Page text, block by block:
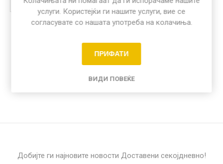
Добијте ги најновите новости Доставени секојдневно!
услуги. Користејќи ги нашите услуги, вие се
согласувате со нашата употреба на колачиња.
ПРИФАТИ
ВИДИ ПОВЕЌЕ